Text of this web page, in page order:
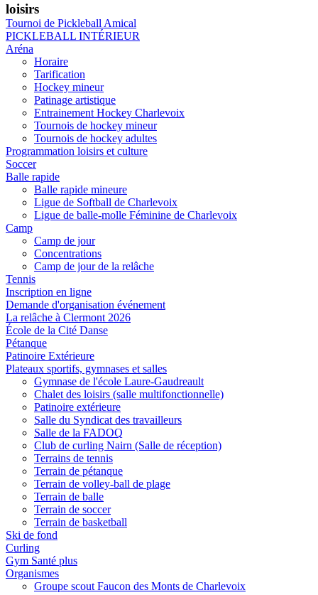
loisirs
Tournoi de Pickleball Amical
PICKLEBALL INTÉRIEUR
Aréna
Horaire
Tarification
Hockey mineur
Patinage artistique
Entrainement Hockey Charlevoix
Tournois de hockey mineur
Tournois de hockey adultes
Programmation loisirs et culture
Soccer
Balle rapide
Balle rapide mineure
Ligue de Softball de Charlevoix
Ligue de balle-molle Féminine de Charlevoix
Camp
Camp de jour
Concentrations
Camp de jour de la relâche
Tennis
Inscription en ligne
Demande d'organisation événement
La relâche à Clermont 2026
École de la Cité Danse
Pétanque
Patinoire Extérieure
Plateaux sportifs, gymnases et salles
Gymnase de l'école Laure-Gaudreault
Chalet des loisirs (salle multifonctionnelle)
Patinoire extérieure
Salle du Syndicat des travailleurs
Salle de la FADOQ
Club de curling Nairn (Salle de réception)
Terrains de tennis
Terrain de pétanque
Terrain de volley-ball de plage
Terrain de balle
Terrain de soccer
Terrain de basketball
Ski de fond
Curling
Gym Santé plus
Organismes
Groupe scout Faucon des Monts de Charlevoix